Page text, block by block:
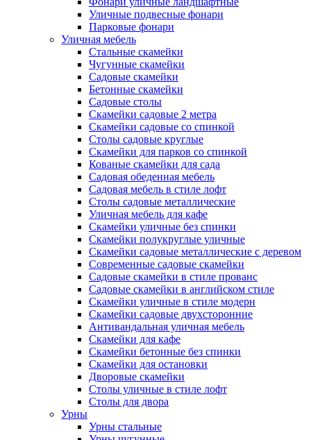
Уличные подвесные фонари
Парковые фонари
Уличная мебель
Стальные скамейки
Чугунные скамейки
Садовые скамейки
Бетонные скамейки
Садовые столы
Скамейки садовые 2 метра
Cкамейки садовые со спинкой
Столы садовые круглые
Скамейки для парков со спинкой
Кованые скамейки для сада
Садовая обеденная мебель
Садовая мебель в стиле лофт
Столы садовые металлические
Уличная мебель для кафе
Скамейки уличные без спинки
Скамейки полукруглые уличные
Скамейки садовые металлические с деревом
Современные садовые скамейки
Садовые скамейки в стиле прованс
Садовые скамейки в английском стиле
Скамейки уличные в стиле модерн
Скамейки садовые двухсторонние
Антивандальная уличная мебель
Скамейки для кафе
Скамейки бетонные без спинки
Скамейки для остановки
Дворовые скамейки
Столы уличные в стиле лофт
Столы для двора
Урны
Урны стальные